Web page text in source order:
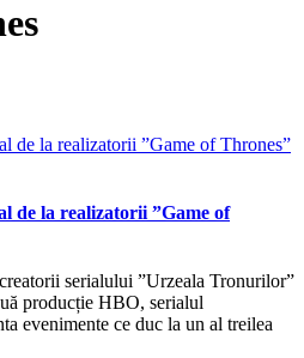
de la realizatorii ”Game of
serialului ”Urzeala Tronurilor”
producție HBO, serialul
evenimente ce duc la un al treilea